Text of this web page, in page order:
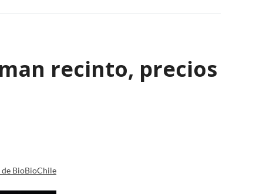
recinto, precios
de BioBioChile